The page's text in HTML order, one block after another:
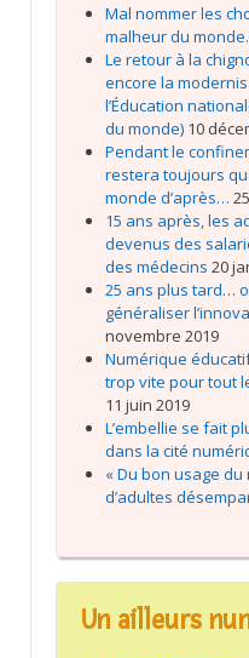
Mal nommer les
malheur du
Le retour à la
encore la
l’Éducation
du monde) 10
Pendant le
restera toujours
monde d’après…
15 ans après, les
devenus des
des médecins 20
25 ans plus tard…
généraliser
novembre 2019
Numérique
trop vite pour tout
11 juin 2019
L’embellie se fait
dans la cité
« Du bon usage
d’adultes
Un ailleurs